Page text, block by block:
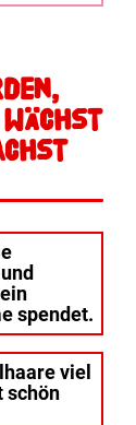
spendet.
viel
schön